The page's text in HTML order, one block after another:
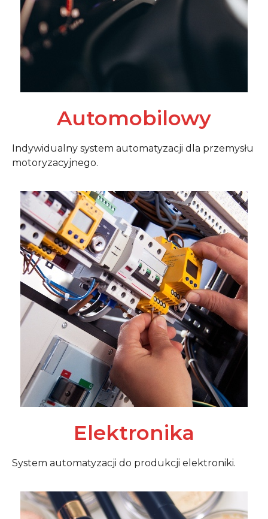
Automobilowy
Indywidualny system automatyzacji dla przemysłu
motoryzacyjnego.
Elektronika
System automatyzacji do produkcji elektroniki.